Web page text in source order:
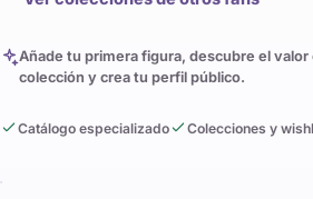
Añade tu primera figura, descubre el
colección y crea tu perfil público.
Catálogo especializado Colecciones y